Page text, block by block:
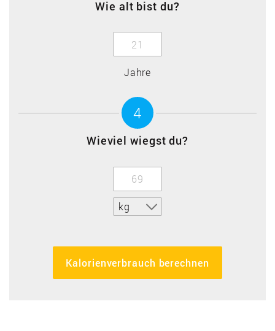
Wie alt bist du?
Jahre
4
Wieviel wiegst du?
kg
Kalorienverbrauch berechnen